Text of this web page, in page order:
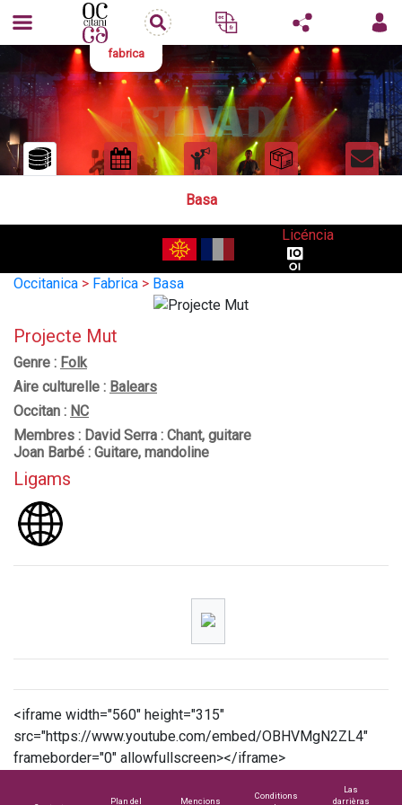
fabrica
Basa
Licéncia
Occitanica > Fabrica > Basa
Projecte Mut
Genre : Folk
Aire culturelle : Balears
Occitan : NC
Membres : David Serra : Chant, guitare
Joan Barbé : Guitare, mandoline
Ligams
<iframe width="560" height="315"
src="https://www.youtube.com/embed/OBHVMgN2ZL4"
frameborder="0" allowfullscreen></iframe>
Plan del Mencions
Conditions
Las
darrièras